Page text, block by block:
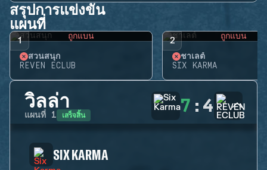
สรุปการแข่งขัน
แผนที่
1 ถูกแบน
สวนสนุก
REVEN ECLUB
2 ถูกแบน
ชาเลต์
SIX KARMA
วิลล่า
แผนที่ 1 เสร็จสิ้น 7 : 4
SIX KARMA